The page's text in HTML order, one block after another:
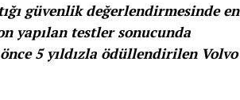
güvenlik değerlendirmesinde en
yapılan testler sonucunda
5 yıldızla ödüllendirilen Volvo